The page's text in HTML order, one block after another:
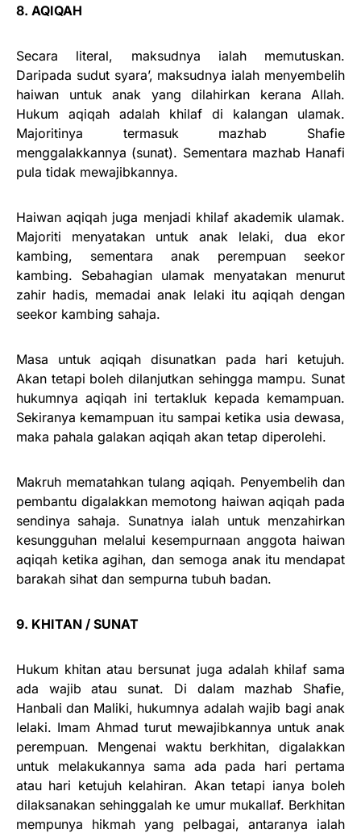
8. AQIQAH
Secara literal, maksudnya ialah memutuskan.
Daripada sudut syara’, maksudnya ialah menyembelih
haiwan untuk anak yang dilahirkan kerana Allah.
Hukum aqiqah adalah khilaf di kalangan ulamak.
Majoritinya termasuk mazhab Shafie
menggalakkannya (sunat). Sementara mazhab Hanafi
pula tidak mewajibkannya.
Haiwan aqiqah juga menjadi khilaf akademik ulamak.
Majoriti menyatakan untuk anak lelaki, dua ekor
kambing, sementara anak perempuan seekor
kambing. Sebahagian ulamak menyatakan menurut
zahir hadis, memadai anak lelaki itu aqiqah dengan
seekor kambing sahaja.
Masa untuk aqiqah disunatkan pada hari ketujuh.
Akan tetapi boleh dilanjutkan sehingga mampu. Sunat
hukumnya aqiqah ini tertakluk kepada kemampuan.
Sekiranya kemampuan itu sampai ketika usia dewasa,
maka pahala galakan aqiqah akan tetap diperolehi.
Makruh mematahkan tulang aqiqah. Penyembelih dan
pembantu digalakkan memotong haiwan aqiqah pada
sendinya sahaja. Sunatnya ialah untuk menzahirkan
kesungguhan melalui kesempurnaan anggota haiwan
aqiqah ketika agihan, dan semoga anak itu mendapat
barakah sihat dan sempurna tubuh badan.
9. KHITAN / SUNAT
Hukum khitan atau bersunat juga adalah khilaf sama
ada wajib atau sunat. Di dalam mazhab Shafie,
Hanbali dan Maliki, hukumnya adalah wajib bagi anak
lelaki. Imam Ahmad turut mewajibkannya untuk anak
perempuan. Mengenai waktu berkhitan, digalakkan
untuk melakukannya sama ada pada hari pertama
atau hari ketujuh kelahiran. Akan tetapi ianya boleh
dilaksanakan sehinggalah ke umur mukallaf. Berkhitan
mempunya hikmah yang pelbagai, antaranya ialah